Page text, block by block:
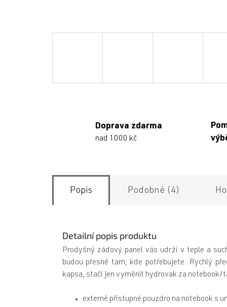
Doprava zdarma
nad 1000 kč
Popis Podobné (4)
Detailní popis produktu
Prodyšný zádový panel vás udrží v teple a
budou přesně tam, kde potřebujete. Rychlý
kapsa, stačí jen vyměnit hydrovak za notebook/
externě přístupné pouzdro na notebook s